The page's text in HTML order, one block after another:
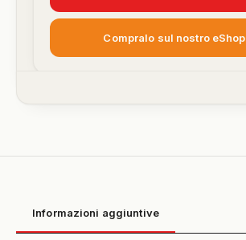
Compralo sul nostro eShop
Informazioni aggiuntive